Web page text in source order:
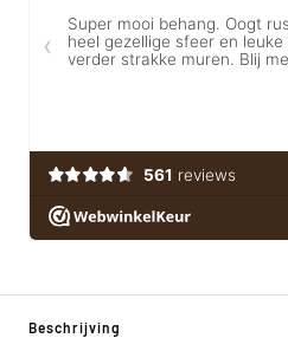
Beschrijving